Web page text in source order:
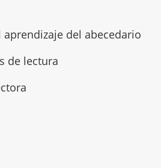
del abecedario
de lectura